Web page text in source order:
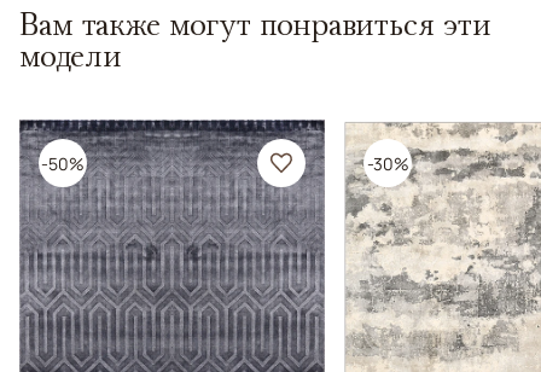
Вам также могут понравиться эти
модели
-50% -30%